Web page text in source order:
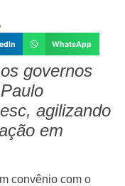
WhatsApp
governos
agilizando
em
convênio com o